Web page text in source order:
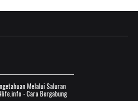
Melalui Saluran
- Cara Bergabung